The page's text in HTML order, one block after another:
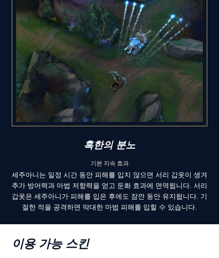
혹한의 분노
기본 지속 효과
세주아니는 일정 시간 동안 피해를 입지 않으면 서리 갑옷이 생겨
추가 방어력과 마법 저항력을 얻고 둔화 효과에 면역됩니다. 서리
갑옷은 세주아니가 피해를 입은 후에도 잠깐 동안 유지됩니다. 기
절한 적을 공격하면 막대한 마법 피해를 입힐 수 있습니다.
이용 가능 스킨